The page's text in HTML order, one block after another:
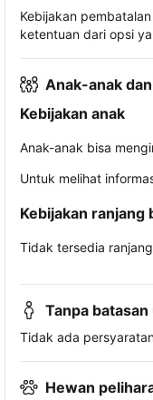
Kebijakan
ketentuan dari opsi
Anak-anak
Kebijakan anak
Anak-anak bisa
Untuk melihat
Kebijakan
Tidak tersedia
Tanpa batasan
Tidak ada
Hewan